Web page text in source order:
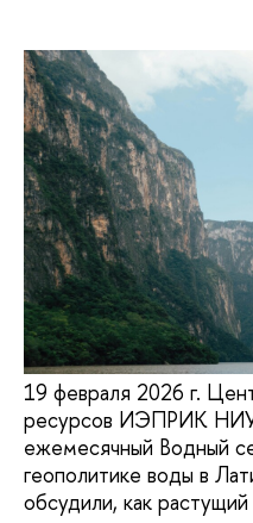
19 февраля 2026 г.
ресурсов ИЭПРИК
ежемесячный Водный
геополитике воды в
обсудили, как